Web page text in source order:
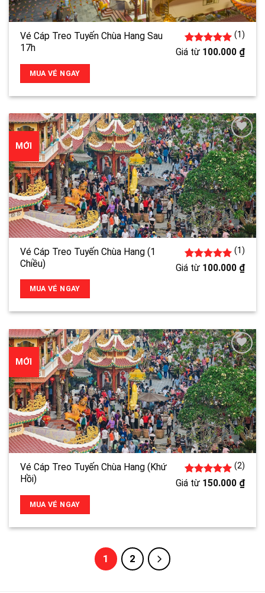
Vé Cáp Treo Tuyến Chùa Hang Sau
17h
5.00trên 5
1
(1)
Giá từ 100.000 ₫
MUA VÉ NGAY
MỚI
Vé Cáp Treo Tuyến Chùa Hang (1
Chiều)
5.00trên 5
1
(1)
Giá từ 100.000 ₫
MUA VÉ NGAY
MỚI
Vé Cáp Treo Tuyến Chùa Hang (Khứ
Hồi)
5.00trên 5
2
(2)
Giá từ 150.000 ₫
MUA VÉ NGAY
1 2